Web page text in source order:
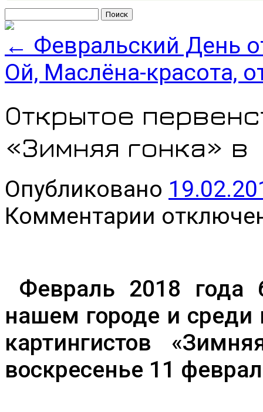
← Февральский День
Ой, Маслёна-красота,
Открытое
«Зимняя гонка»
Опубликовано
Комментарии
записи
в
Волхове
Февраль 2018 года
нашем городе и среди
картингистов
воскресенье 11